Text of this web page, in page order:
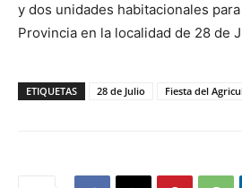
y dos unidades habitacionales
Provincia en la localidad de 28 de
ETIQUETAS 28 de Julio Fiesta del